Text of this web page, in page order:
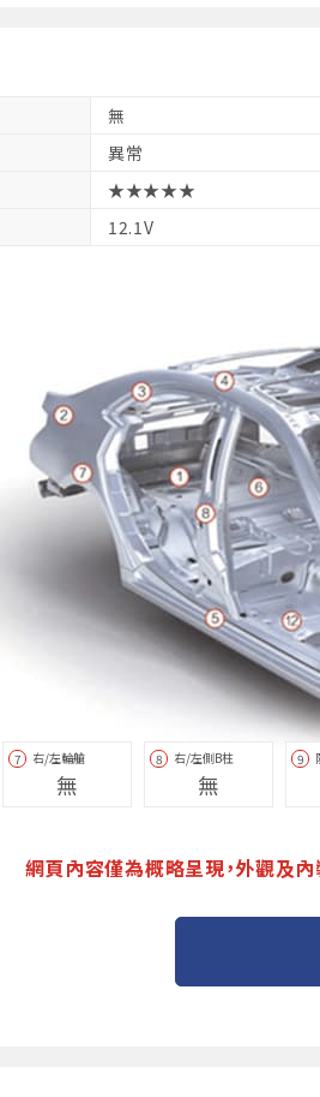
無
異常
★★★★★
12.1V
7 右/左輪艙
無
8 右/左側B柱
無
9
網頁內容僅為概略呈現，外觀及